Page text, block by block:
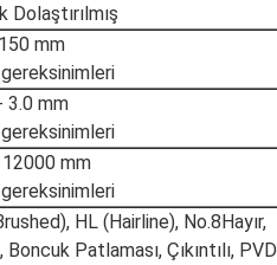
Dolaştırılmış
mm
3.0 mm
mm
HL (Hairline), No.8Hayır,
Boncuk Patlaması, Çıkıntılı, PVD